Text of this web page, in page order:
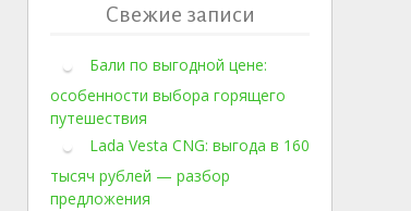
Свежие записи
Бали по выгодной цене:
особенности выбора горящего
путешествия
Lada Vesta CNG: выгода в 160
тысяч рублей — разбор
предложения